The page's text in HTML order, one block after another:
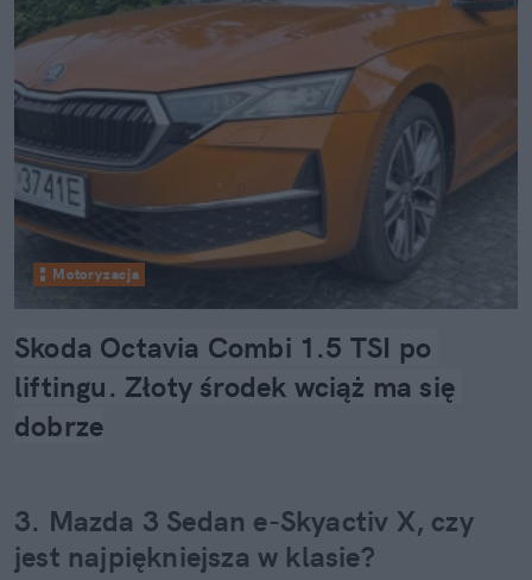
Motoryzacja
Skoda Octavia Combi 1.5 TSI po
liftingu. Złoty środek wciąż ma się
dobrze
3. Mazda 3 Sedan e-Skyactiv X, czy
jest najpiękniejsza w klasie?